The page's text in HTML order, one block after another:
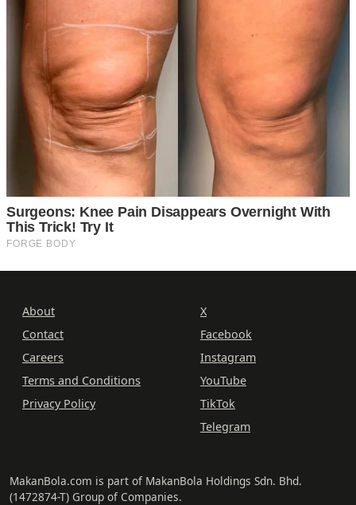
About
Contact
Careers
Terms and Conditions
Privacy Policy
X
Facebook
Instagram
YouTube
TikTok
Telegram
MakanBola.com is part of MakanBola Holdings Sdn. Bhd.
(1472874-T) Group of Companies.